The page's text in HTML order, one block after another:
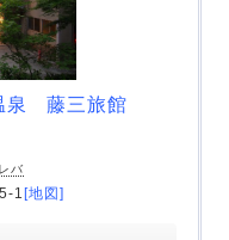
藤三旅館
バ
1 [地図]